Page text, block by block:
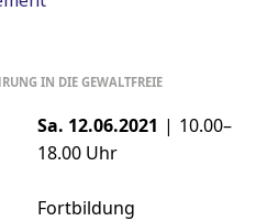
IN DIE GEWALTFREIE
Sa. 12.06.2021 | 10.00–
18.00 Uhr
Fortbildung